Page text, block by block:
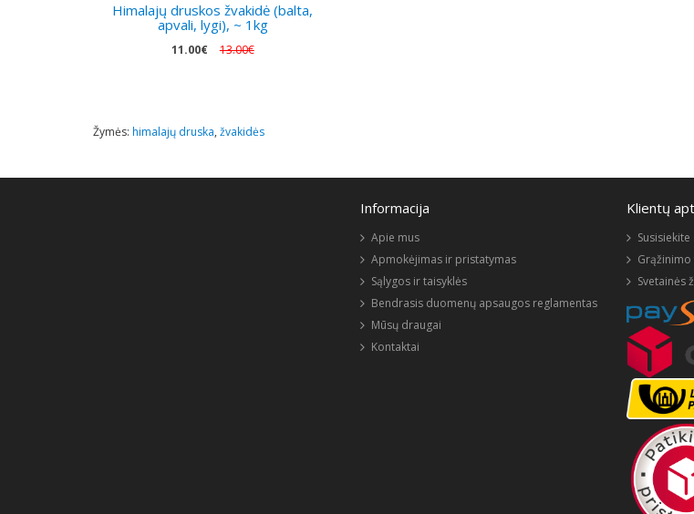
Himalajų druskos žvakidė (balta,
apvali, lygi), ~ 1kg
11.00€ 13.00€
Žymės: himalajų druska, žvakidės
Informacija
Apie mus
Apmokėjimas ir pristatymas
Sąlygos ir taisyklės
Bendrasis duomenų apsaugos reglamentas
Mūsų draugai
Kontaktai
Klientų
Svetainės